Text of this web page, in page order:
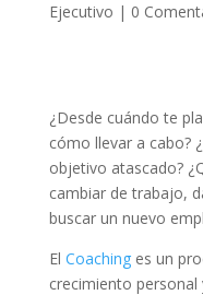
Ejecutivo | 0
¿Desde cuándo te
cómo llevar a cabo?
objetivo atascado?
cambiar de trabajo,
buscar un nuevo
El Coachinges un
crecimiento